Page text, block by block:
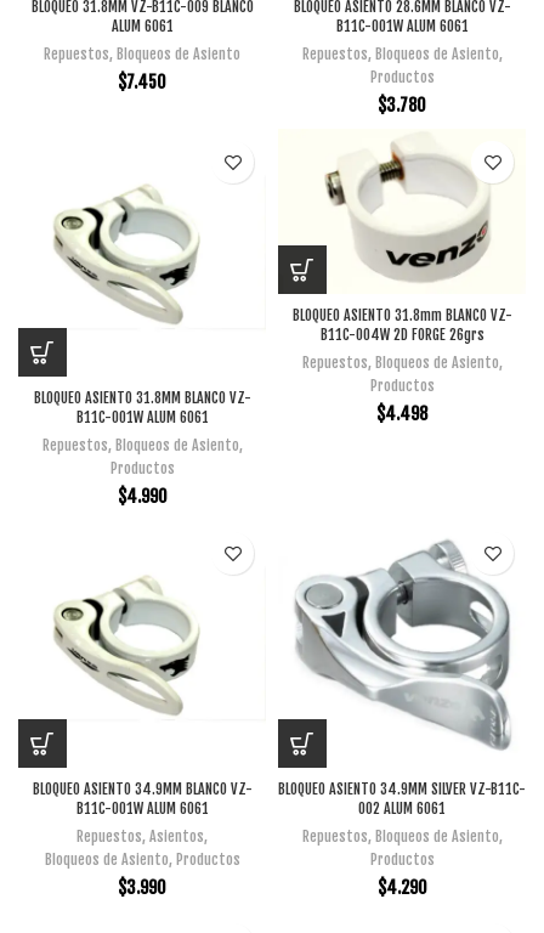
BLOQUEO 31.8MM VZ-B11C-009 BLANCO
ALUM 6061
Repuestos, Bloqueos de Asiento
$7.450
BLOQUEO ASIENTO 28.6MM BLANCO VZ-
B11C-001W ALUM 6061
Repuestos, Bloqueos de Asiento,
Productos
$3.780
BLOQUEO ASIENTO 31.8MM BLANCO VZ-
B11C-001W ALUM 6061
Repuestos, Bloqueos de Asiento,
Productos
$4.990
BLOQUEO ASIENTO 31.8mm BLANCO VZ-
B11C-004W 2D FORGE 26grs
Repuestos, Bloqueos de Asiento,
Productos
$4.498
BLOQUEO ASIENTO 34.9MM BLANCO VZ-
B11C-001W ALUM 6061
Repuestos, Asientos,
Bloqueos de Asiento, Productos
$3.990
BLOQUEO ASIENTO 34.9MM SILVER VZ-B11C-
002 ALUM 6061
Repuestos, Bloqueos de Asiento,
Productos
$4.290